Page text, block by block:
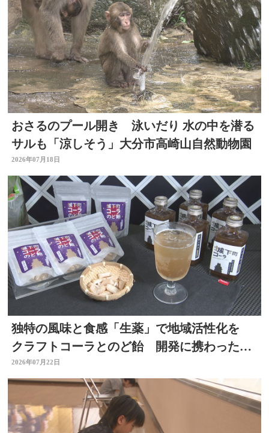
おさるのプール開き 泳いだり 水の中を潜る
サルも「涼しそう」大分市高崎山自然動物園
2026年07月18日
独特の風味と食感「生薬」で地域活性化を
クラフトコーラとのど飴 開発に携わった薬
剤師の思いは 大分
2026年07月22日